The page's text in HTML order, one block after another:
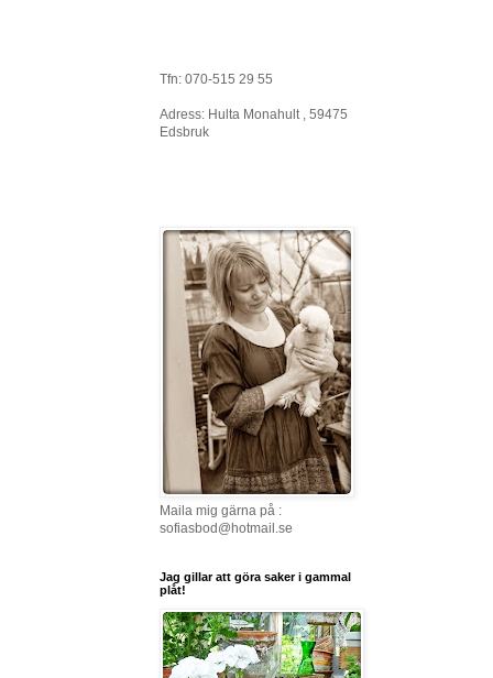
Tfn: 070-515 29 55
Adress: Hulta Monahult , 59475
Edsbruk
Maila mig gärna på :
sofiasbod@hotmail.se
Jag gillar att göra saker i gammal
plåt!